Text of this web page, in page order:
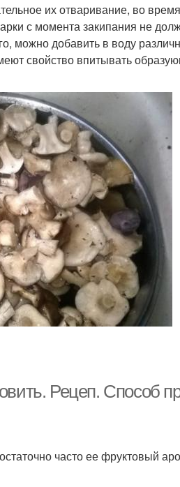
их отваривание, во
с момента закипания не
можно добавить в воду
свойство впитывать
Рецеп. Способ
часто ее фруктовый